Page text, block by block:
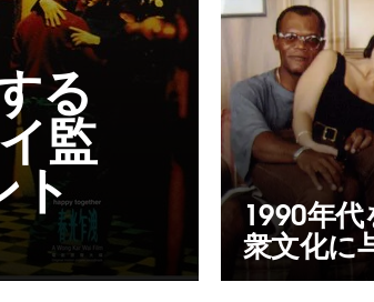
る
監
ト 1990年
衆文化に